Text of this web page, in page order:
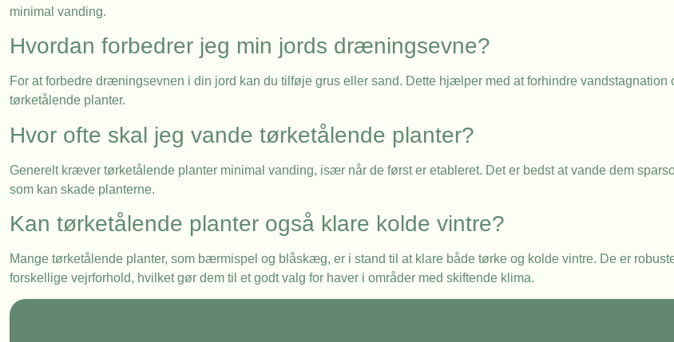
minimal vanding.
Hvordan forbedrer jeg min jords dræningsevne?
For at forbedre dræningsevnen i din jord kan du tilføje grus eller sand. Dette hjælper med at forhindre vandstagnation
tørketålende planter.
Hvor ofte skal jeg vande tørketålende planter?
Generelt kræver tørketålende planter minimal vanding, især når de først er etableret. Det er bedst at vande dem
som kan skade planterne.
Kan tørketålende planter også klare kolde vintre?
Mange tørketålende planter, som bærmispel og blåskæg, er i stand til at klare både tørke og kolde vintre. De er
forskellige vejrforhold, hvilket gør dem til et godt valg for haver i områder med skiftende klima.